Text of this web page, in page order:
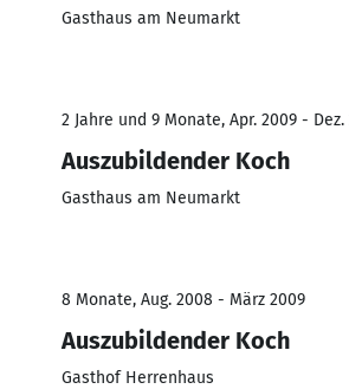
Gasthaus am Neumarkt
2 Jahre und 9 Monate, Apr. 2009 - Dez.
Auszubildender Koch
Gasthaus am Neumarkt
8 Monate, Aug. 2008 - März 2009
Auszubildender Koch
Gasthof Herrenhaus